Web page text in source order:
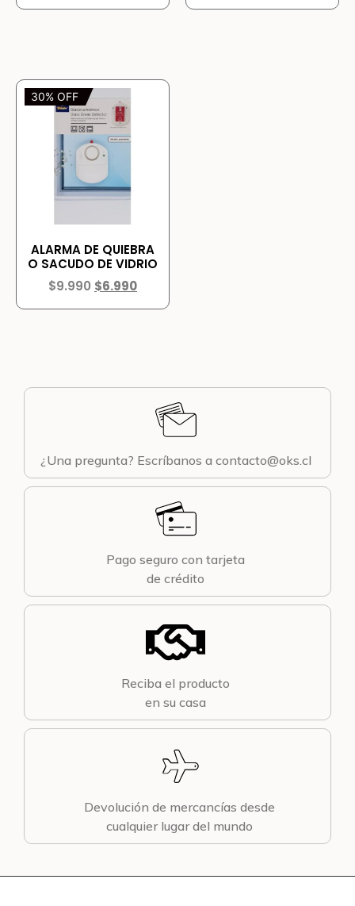
30% OFF
ALARMA DE QUIEBRA
O SACUDO DE VIDRIO
$9.990 $6.990
¿Una pregunta? Escríbanos a contacto@oks.cl
Pago seguro con tarjeta
de crédito
Reciba el producto
en su casa
Devolución de mercancías desde
cualquier lugar del mundo